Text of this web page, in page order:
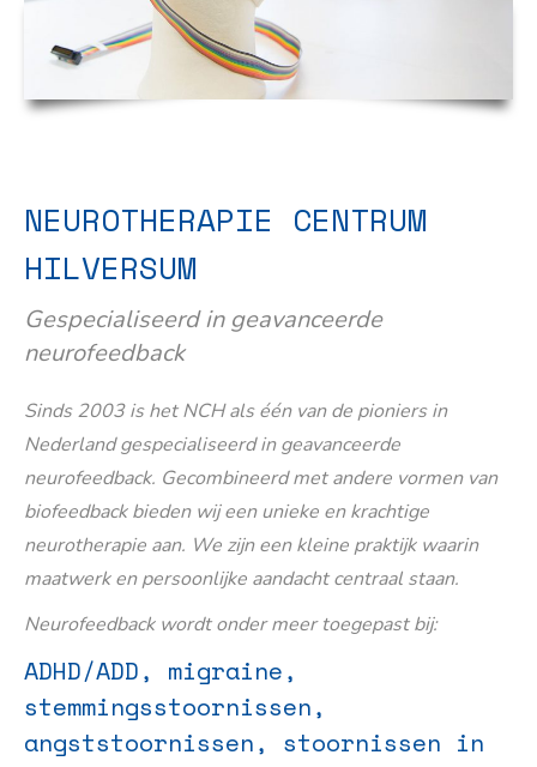
NEUROTHERAPIE CENTRUM
HILVERSUM
Gespecialiseerd in geavanceerde
neurofeedback
Sinds 2003 is het NCH als één van de pioniers in
Nederland gespecialiseerd in geavanceerde
neurofeedback. Gecombineerd met andere vormen van
biofeedback bieden wij een unieke en krachtige
neurotherapie aan. We zijn een kleine praktijk waarin
maatwerk en persoonlijke aandacht centraal staan.
Neurofeedback wordt onder meer toegepast bij:
ADHD/ADD, migraine,
stemmingsstoornissen,
angststoornissen, stoornissen in